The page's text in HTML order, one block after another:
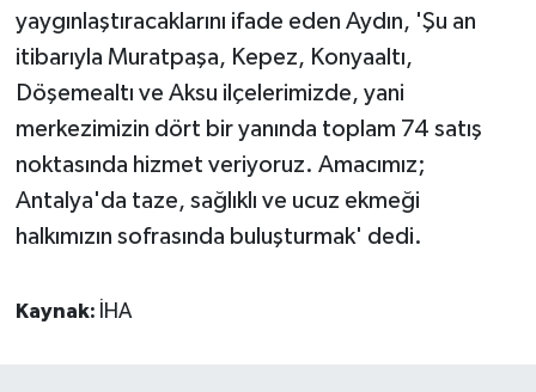
yaygınlaştıracaklarını ifade eden Aydın, 'Şu an
itibarıyla Muratpaşa, Kepez, Konyaaltı,
Döşemealtı ve Aksu ilçelerimizde, yani
merkezimizin dört bir yanında toplam 74 satış
noktasında hizmet veriyoruz. Amacımız;
Antalya'da taze, sağlıklı ve ucuz ekmeği
halkımızın sofrasında buluşturmak' dedi.
Kaynak: İHA